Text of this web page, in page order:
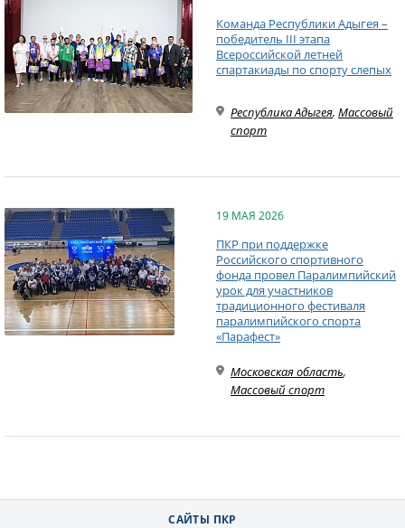
Команда Республики Адыгея –
победитель III этапа
Всероссийской летней
спартакиады по спорту слепых
Республика Адыгея, Массовый
спорт
19 МАЯ 2026
ПКР при поддержке
Российского спортивного
фонда провел Паралимпийский
урок для участников
традиционного фестиваля
паралимпийского спорта
«Парафест»
Московская область,
Массовый спорт
САЙТЫ ПКР